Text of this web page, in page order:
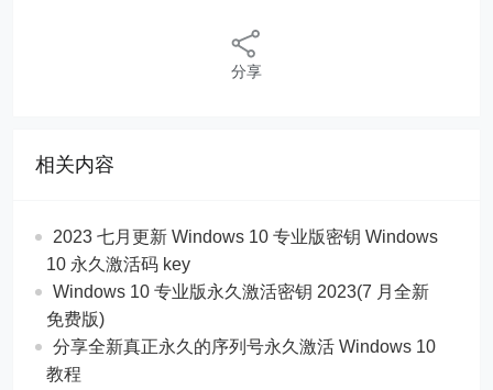
分享
相关内容
2023 七月更新 Windows 10 专业版密钥 Windows
10 永久激活码 key
Windows 10 专业版永久激活密钥 2023(7 月全新
免费版)
分享全新真正永久的序列号永久激活 Windows 10
教程